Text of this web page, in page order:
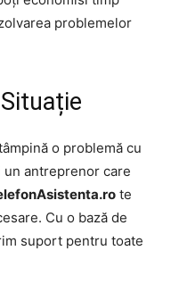
problemelor
o problemă cu
antreprenor care
te
Cu o bază de
suport pentru toate